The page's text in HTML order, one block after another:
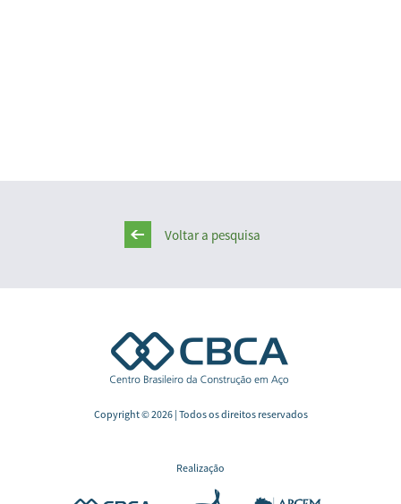
Voltar a pesquisa
Copyright © 2026 | Todos os direitos reservados
Realização